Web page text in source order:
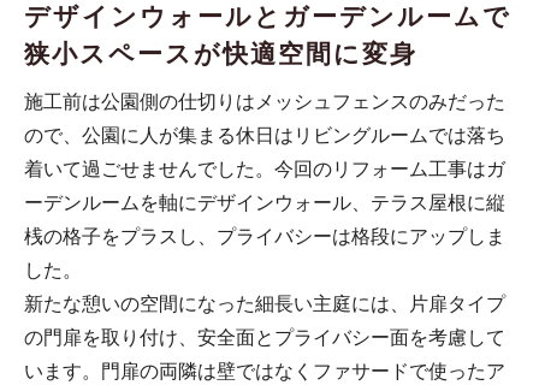
デザインウォールとガーデンルームで
狭小スペースが快適空間に変身
施工前は公園側の仕切りはメッシュフェンスのみだった
ので、公園に人が集まる休日はリビングルームでは落ち
着いて過ごせませんでした。今回のリフォーム工事はガ
ーデンルームを軸にデザインウォール、テラス屋根に縦
桟の格子をプラスし、プライバシーは格段にアップしま
した。
新たな憩いの空間になった細長い主庭には、片扉タイプ
の門扉を取り付け、安全面とプライバシー面を考慮して
います。門扉の両隣は壁ではなくファサードで使ったア